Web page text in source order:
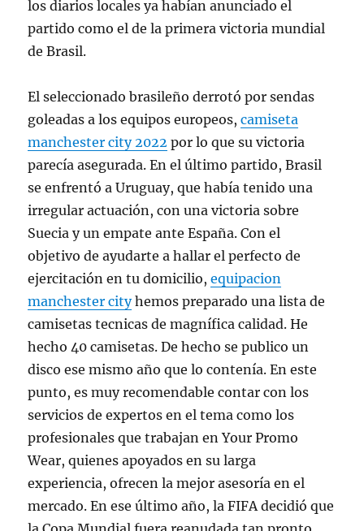
los diarios locales ya habían anunciado el
partido como el de la primera victoria mundial
de Brasil.
El seleccionado brasileño derrotó por sendas
goleadas a los equipos europeos,camiseta
manchester city 2022 por lo que su victoria
parecía asegurada. En el último partido, Brasil
se enfrentó a Uruguay, que había tenido una
irregular actuación, con una victoria sobre
Suecia y un empate ante España. Con el
objetivo de ayudarte a hallar el perfecto de
ejercitación en tu domicilio,equipacion
manchester cityhemos preparado una lista de
camisetas tecnicas de magnífica calidad. He
hecho 40 camisetas. De hecho se publico un
disco ese mismo año que lo contenía. En este
punto, es muy recomendable contar con los
servicios de expertos en el tema como los
profesionales que trabajan en Your Promo
Wear, quienes apoyados en su larga
experiencia, ofrecen la mejor asesoría en el
mercado. En ese último año, la FIFA decidió que